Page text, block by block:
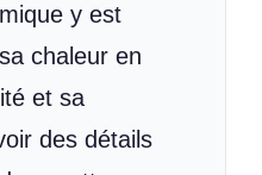
y est
chaleur en
et sa
des détails